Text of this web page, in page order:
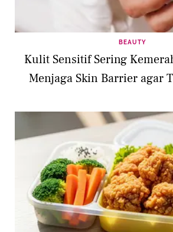
BEAUTY
Kulit Sensitif Sering
Menjaga Skin Barrier agar